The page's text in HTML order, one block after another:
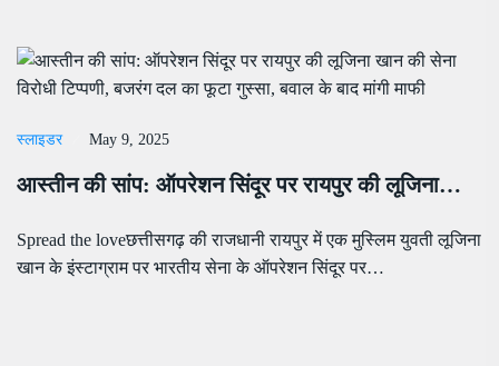
स्लाइडर May 9, 2025
आस्तीन की सांप: ऑपरेशन सिंदूर पर रायपुर की लूजिना…
Spread the loveछत्तीसगढ़ की राजधानी रायपुर में एक मुस्लिम युवती लूजिना
खान के इंस्टाग्राम पर भारतीय सेना के ऑपरेशन सिंदूर पर…